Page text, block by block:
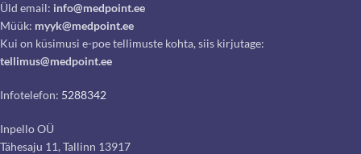
Üld email: info@medpoint.ee
Müük: myyk@medpoint.ee
Kui on küsimusi e-poe tellimuste kohta, siis kirjutage:
tellimus@medpoint.ee
Infotelefon: 5288342
Inpello OÜ
Tähesaju 11, Tallinn 13917